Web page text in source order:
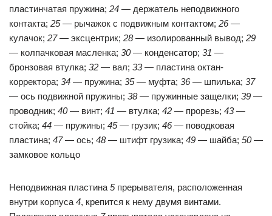
пластинчатая пружина; 24 — держатель неподвижного
контакта; 25— рычажок с подвижным контактом; 26—
кулачок; 27— эксцентрик; 28— изолированный вывод; 29
— колпачковая масленка; 30— конденсатор; 31 —
бронзовая втулка; 32 — вал; 33— пластина октан-
корректора; 34 — пружина; 35— муфта; 36— шпилька; 37
— ось подвижной пружины; 38— пружинные защелки; 39 —
проводник; 40— винт; 41 — втулка; 42 — прорезь; 43—
стойка; 44 — пружины; 45— грузик; 46— поводковая
пластина; 47— ось; 48— штифт грузика; 49 — шайба; 50—
замковое кольцо
Неподвижная пластина 5прерывателя, расположенная
внутри корпуса 4, крепится к нему двумя винтами.